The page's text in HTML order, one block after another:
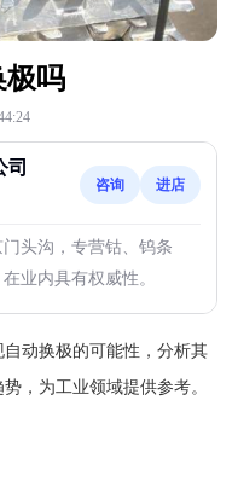
极吗
司
咨询 进店
头沟，专营钴、钨条
业内具有权威性。
动换极的可能性，分析其
，为工业领域提供参考。